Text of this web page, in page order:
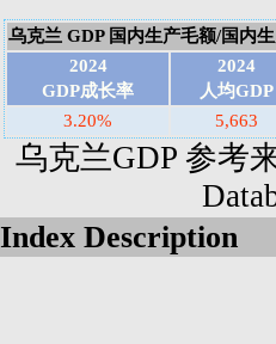
乌克兰 GDP 国内生产毛额/国内
2024
GDP成长率
2024
人均GDP
3.20%
5,663
乌克兰GDP 参考
Index Description